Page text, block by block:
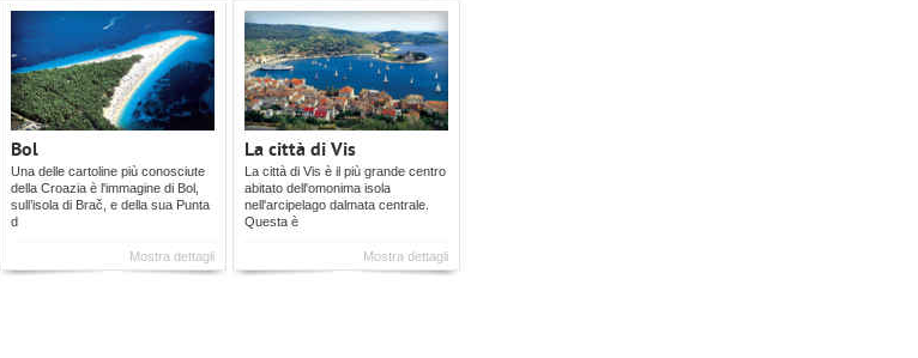
Bol
Una delle cartoline più conosciute
della Croazia è l'immagine di Bol,
sull’isola di Brač, e della sua Punta
d
Mostra dettagli
La città di Vis
La città di Vis è il più grande centro
abitato dell'omonima isola
nell'arcipelago dalmata centrale.
Questa è
Mostra dettagli